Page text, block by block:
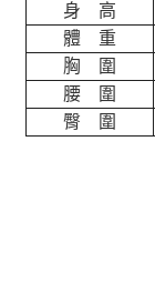
身 高
體 重
胸 圍
腰 圍
臀 圍